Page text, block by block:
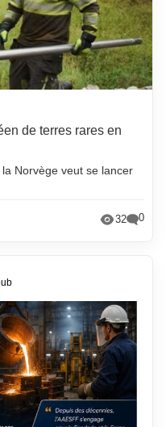
de terres rares en
Norvège veut se lancer
32 0